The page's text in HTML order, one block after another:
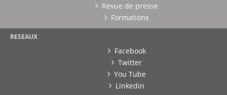
Revue de presse
Formations
RESEAUX
Facebook
Twitter
You Tube
Linkedin